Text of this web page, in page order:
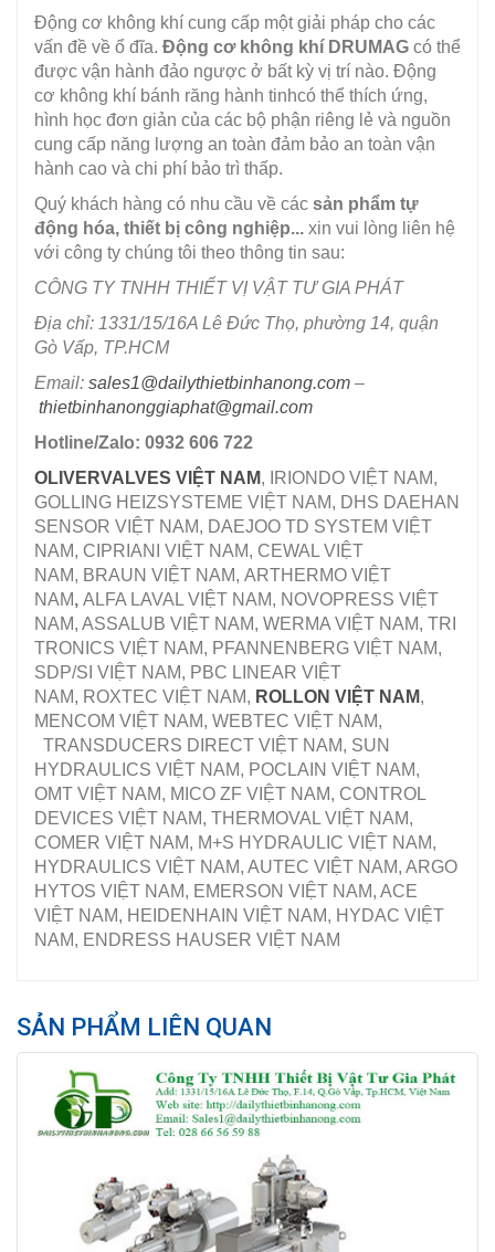
Động cơ không khí cung cấp một giải pháp cho các
vấn đề về ổ đĩa. Động cơ không khí DRUMAG có thể
được vận hành đảo ngược ở bất kỳ vị trí nào. Động
cơ không khí bánh răng hành tinhcó thể thích ứng,
hình học đơn giản của các bộ phận riêng lẻ và nguồn
cung cấp năng lượng an toàn đảm bảo an toàn vận
hành cao và chi phí bảo trì thấp.
Quý khách hàng có nhu cầu về các sản phẩm tự
động hóa, thiết bị công nghiệp... xin vui lòng liên hệ
với công ty chúng tôi theo thông tin sau:
CÔNG TY TNHH THIẾT VỊ VẬT TƯ GIA PHÁT
Địa chỉ: 1331/15/16A Lê Đức Thọ, phường 14, quận
Gò Vấp, TP.HCM
Email: sales1@dailythietbinhanong.com –
thietbinhanonggiaphat@gmail.com
Hotline/Zalo: 0932 606 722
OLIVERVALVES VIỆT NAM, IRIONDO VIỆT NAM,
GOLLING HEIZSYSTEME VIỆT NAM, DHS DAEHAN
SENSOR VIỆT NAM, DAEJOO TD SYSTEM VIỆT
NAM, CIPRIANI VIỆT NAM, CEWAL VIỆT
NAM, BRAUN VIỆT NAM, ARTHERMO VIỆT
NAM, ALFA LAVAL VIỆT NAM, NOVOPRESS VIỆT
NAM, ASSALUB VIỆT NAM, WERMA VIỆT NAM, TRI
TRONICS VIỆT NAM, PFANNENBERG VIỆT NAM,
SDP/SI VIỆT NAM, PBC LINEAR VIỆT
NAM, ROXTEC VIỆT NAM, ROLLON VIỆT NAM,
MENCOM VIỆT NAM, WEBTEC VIỆT NAM,
TRANSDUCERS DIRECT VIỆT NAM, SUN
HYDRAULICS VIỆT NAM, POCLAIN VIỆT NAM,
OMT VIỆT NAM, MICO ZF VIỆT NAM, CONTROL
DEVICES VIỆT NAM, THERMOVAL VIỆT NAM,
COMER VIỆT NAM, M+S HYDRAULIC VIỆT NAM,
HYDRAULICS VIỆT NAM, AUTEC VIỆT NAM, ARGO
HYTOS VIỆT NAM, EMERSON VIỆT NAM, ACE
VIỆT NAM, HEIDENHAIN VIỆT NAM, HYDAC VIỆT
NAM, ENDRESS HAUSER VIỆT NAM
SẢN PHẨM LIÊN QUAN